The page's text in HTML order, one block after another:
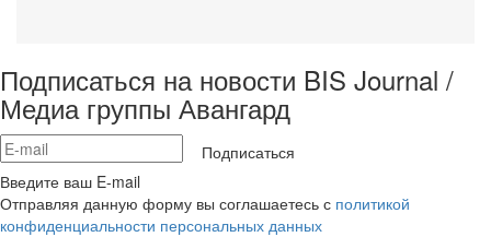
Подписаться на новости BIS Journal /
Медиа группы Авангард
Подписаться
Введите ваш E-mail
Отправляя данную форму вы соглашаетесь с политикой
конфиденциальности персональных данных